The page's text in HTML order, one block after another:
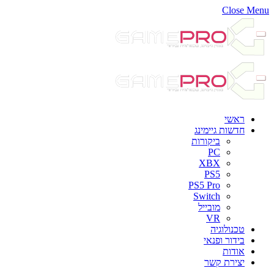
Close Menu
ראשי
חדשות גיימינג
ביקורות
PC
XBX
PS5
PS5 Pro
Switch
מובייל
VR
טכנולוגיה
בידור ופנאי
אודות
יצירת קשר